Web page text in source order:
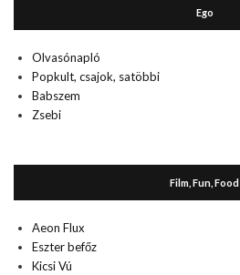
Ego
Olvasónapló
Popkult, csajok, satöbbi
Babszem
Zsebi
Film, Fun, Food
Aeon Flux
Eszter befőz
Kicsi Vú